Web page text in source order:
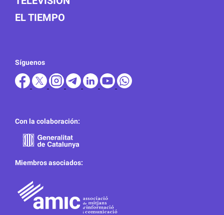
EL TIEMPO
Síguenos
Con la colaboración:
Miembros asociados: